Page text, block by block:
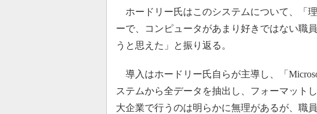
ホードリー氏はこのシステムについて、「
ーで、コンピュータがあまり好きではない職
うと思えた」と振り返る。
導入はホードリー氏自らが主導し、「
ステムから全データを抽出し、フォーマット
大企業で行うのは明らかに無理があるが、職